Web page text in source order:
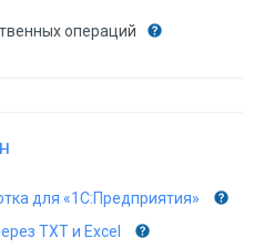
операций
для «1С:Предприятия»
TXT и Excel